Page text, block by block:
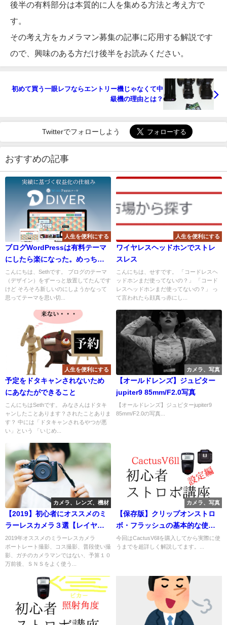
後半の有料部分は本質的に人を集める方法と考え方で
す。
その考え方をカメラマン募集の記事に応用する解説です
ので、興味のある方だけ後半をお読みください。
初めて買う一眼レフならエントリー機じゃなくて中
級機の理由とは？
Twitterでフォローしよう
おすすめの記事
人生を便利にする
ブログWordPressは有料テーマ
にしたら楽になった。めっちゃ
便利
こんにちは、Sethです。 ブログのテーマ
（デザイン）をずーっと放置してたんです
けど そろそろ新しいのにしようかなって
思ってテーマを思い切...
人生を便利にする
ワイヤレスヘッドホンでストレ
スレス
こんにちは、せすです。 「コードレスヘ
ッドホンまだ使ってないの？」 「コード
レスヘッドホンまだ使ってないの？」 っ
て言われたら顔真っ赤にし...
人生を便利にする
予定をドタキャンされないため
にあなたができること
こんにちはSethです。 みなさんはドタキ
ャンしたことあります？されたことありま
す？ 中には「ドタキャンされるやつが悪
い」という 「いじめ...
カメラ、写真
【オールドレンズ】ジュピター
jupiter9 85mm/F2.0写真
【オールドレンズ】ジュピターjupiter9
85mm/F2.0の写真...
カメラ、レンズ、機材
【2019】初心者にオススメのミ
ラーレスカメラ３選【レイヤ
ー】
2019年オススメのミラーレスカメラ
ポートレート撮影、コス撮影、普段使い撮
影、ガチのカメラマンではない、予算１０
万前後、ＳＮＳをよく使う...
カメラ、写真
【保存版】クリップオンストロ
ボ・フラッシュの基本的な使い
方３
今回はCactusV6llを購入してから実際に使
うまでを超詳しく解説してます。...